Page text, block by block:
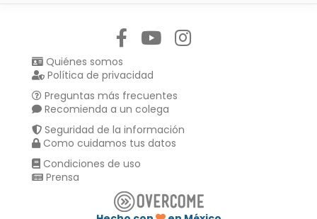
Quiénes somos
Política de privacidad
Preguntas más frecuentes
Recomienda a un colega
Seguridad de la información
Como cuidamos tus datos
Condiciones de uso
Prensa